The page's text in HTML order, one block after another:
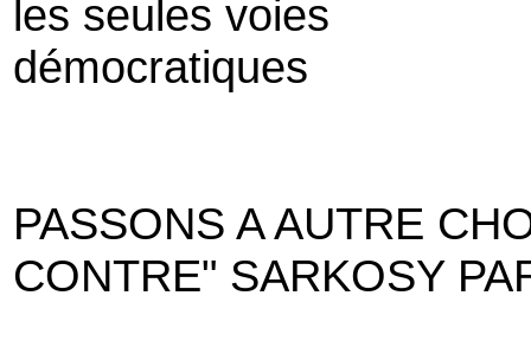
les seules voies
démocratiques
PASSONS A AUTRE
CONTRE" SARKOSY